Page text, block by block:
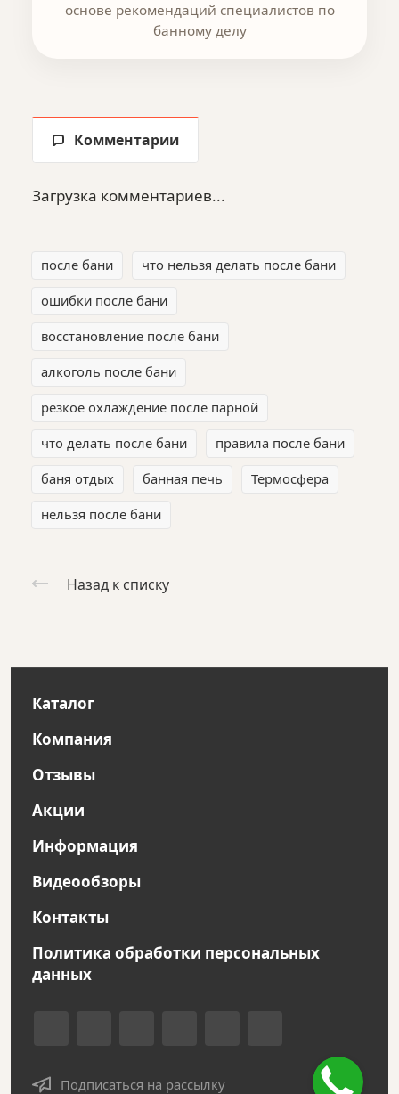
основе рекомендаций специалистов по
банному делу
Комментарии
Загрузка комментариев...
после бани
что нельзя делать после бани
ошибки после бани
восстановление после бани
алкоголь после бани
резкое охлаждение после парной
что делать после бани
правила после бани
баня отдых
банная печь
Термосфера
нельзя после бани
Назад к списку
Каталог
Компания
Отзывы
Акции
Информация
Видеообзоры
Контакты
Политика обработки персональных
данных
Подписаться на рассылку